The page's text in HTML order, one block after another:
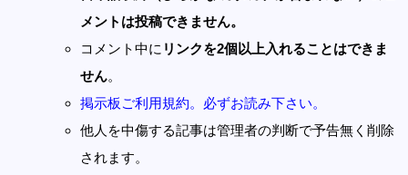
メントは投稿できません。
コメント中に リンクを2個以上入れることはできま
せん。
掲示板ご利用規約。必ずお読み下さい。
他人を中傷する記事は管理者の判断で予告無く削除
されます。